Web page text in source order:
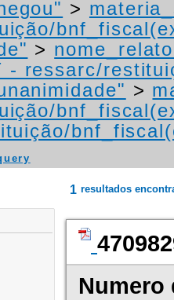
>
>
- ressarc/
>
1 resultados
Numero